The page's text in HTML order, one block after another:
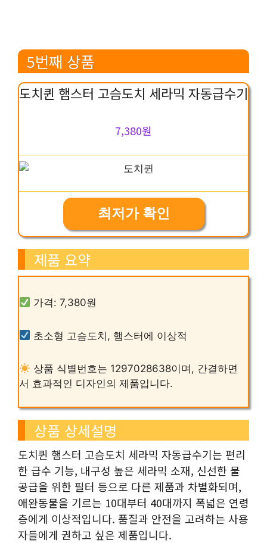
5번째 상품
도치퀸 햄스터 고슴도치 세라믹 자동급수기
7,380원
최저가 확인
제품 요약
가격: 7,380원
초소형 고슴도치, 햄스터에 이상적
상품 식별번호는 1297028638이며, 간결하면
서 효과적인 디자인의 제품입니다.
상품 상세설명
도치퀸 햄스터 고슴도치 세라믹 자동급수기는 편리
한 급수 기능, 내구성 높은 세라믹 소재, 신선한 물
공급을 위한 필터 등으로 다른 제품과 차별화되며,
애완동물을 기르는 10대부터 40대까지 폭넓은 연령
층에게 이상적입니다. 품질과 안전을 고려하는 사용
자들에게 권하고 싶은 제품입니다.